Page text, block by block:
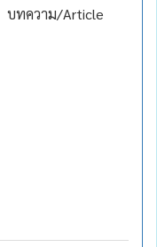
บทความ/Article